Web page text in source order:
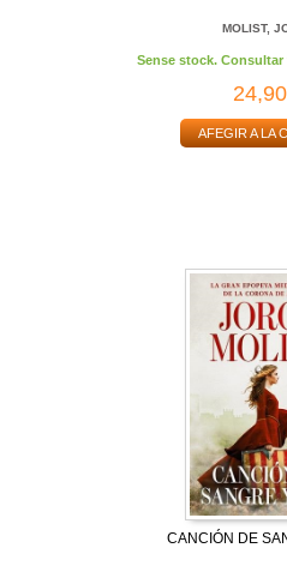
MOLIST,
Sense stock.
AFEGIR A LA
CANCIÓN DE